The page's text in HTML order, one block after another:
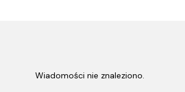
Wiadomości nie znaleziono.